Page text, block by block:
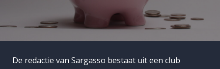
De redactie van Sargasso bestaat uit een club